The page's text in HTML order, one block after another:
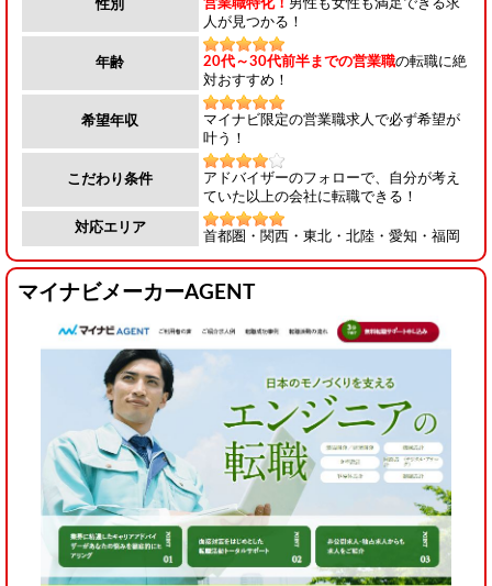
性別 営業職特化！ 男性も女性も満足できる求
人が見つかる！
年齢 20代～30代前半までの営業職の転職に絶
対おすすめ！
希望年収
マイナビ限定の営業職求人で必ず希望が
叶う！
こだわり条件
アドバイザーのフォローで、自分が考え
ていた以上の会社に転職できる！
対応エリア
首都圏・関西・東北・北陸・愛知・福岡
マイナビメーカーAGENT